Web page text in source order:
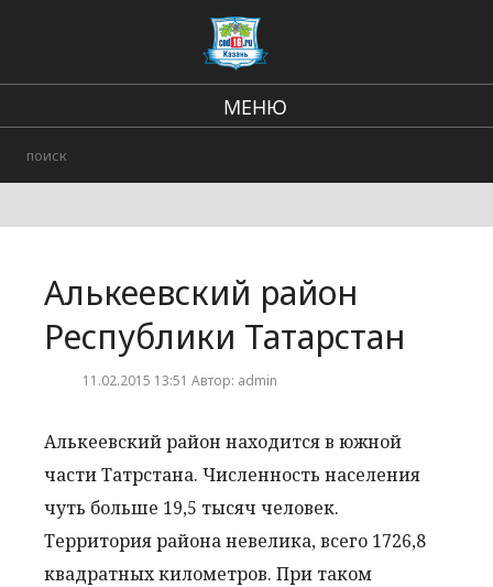
МЕНЮ
Городские события
Алькеевский район
Республики Татарстан
11.02.2015 13:51 Автор: admin
Алькеевский район находится в южной
части Татрстана. Численность населения
чуть больше 19,5 тысяч человек.
Территория района невелика, всего 1726,8
квадратных километров. При таком